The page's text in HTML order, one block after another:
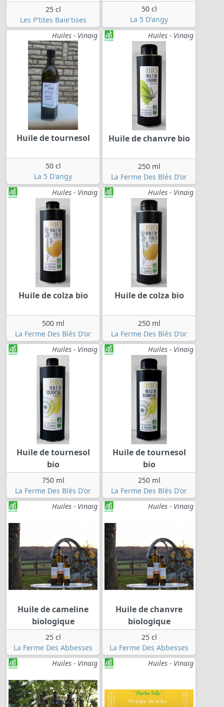
25 cl
Les P'tites Baie'tises
50 cl
La 5 D'angy
Huiles - Vinaig
Huile de tournesol
50 cl
La 5 D'angy
Huiles - Vinaig
Huile de chanvre bio
250 ml
La Ferme Des Blés D'or
Huiles - Vinaig
Huile de colza bio
500 ml
La Ferme Des Blés D'or
Huiles - Vinaig
Huile de colza bio
250 ml
La Ferme Des Blés D'or
Huiles - Vinaig
Huile de tournesol
bio
750 ml
La Ferme Des Blés D'or
Huiles - Vinaig
Huile de tournesol
bio
250 ml
La Ferme Des Blés D'or
Huiles - Vinaig
Huile de cameline
biologique
25 cl
La Ferme Des Abbesses
Huiles - Vinaig
Huile de chanvre
biologique
25 cl
La Ferme Des Abbesses
Huiles - Vinaig
Huiles - Vinaig